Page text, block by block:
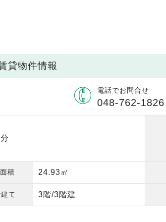
貸物件情報
電話でお問合せ
048-762-1826
積 24.93㎡
て 3階/3階建